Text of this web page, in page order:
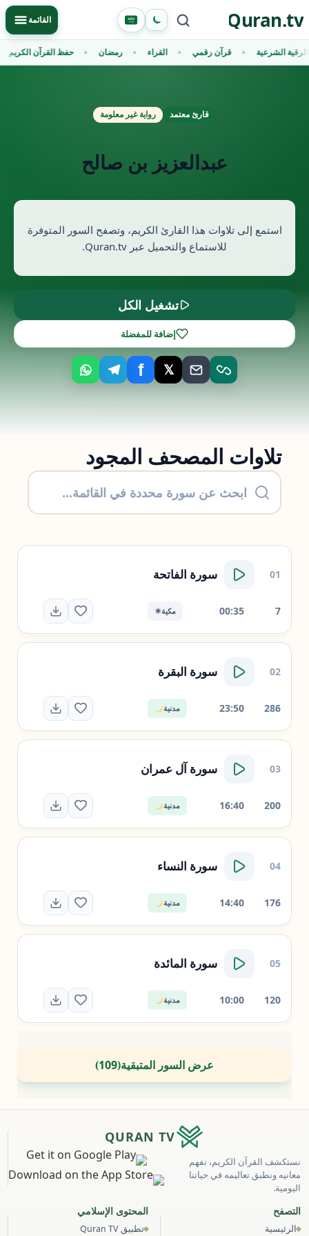
to
content
Quran.tv
Primary Menu
القائمة
حفظ القرآن الكريم رمضان القراء قرآن رقمي الرقية الشرعية
قارئ معتمد رواية غير معلومة
عبدالعزيز بن صالح
استمع إلى تلاوات هذا القارئ الكريم، وتصفح السور المتوفرة
للاستماع والتحميل عبر Quran.tv.
تشغيل الكل
إضافة للمفضلة
𝕏
f
تلاوات المصحف المجود
01 سورة الفاتحة
مكية☀ 7
00:35
02 سورة البقرة
مدنية 286
23:50
03 سورة آل عمران
مدنية 200
16:40
04 سورة النساء
مدنية 176
14:40
05 سورة المائدة
مدنية 120
10:00
عرض السور المتبقية(
109
)
QURAN TV
نستكشف القرآن الكريم، نفهم
معانيه ونطبق تعاليمه في حياتنا
اليومية.
التصفح
الرئيسية
المحتوى الإسلامي
تطبيق Quran TV